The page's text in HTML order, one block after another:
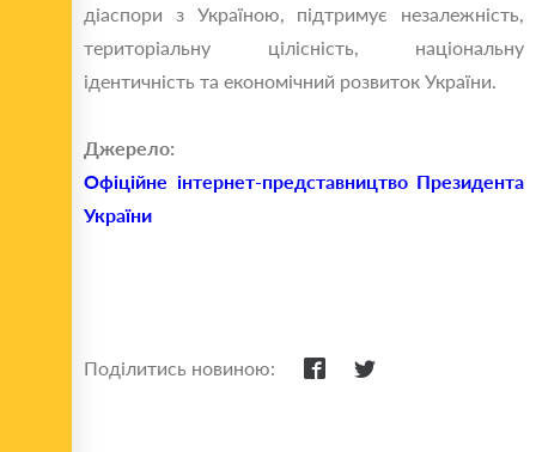
діаспори з Україною, підтримує незалежність,
територіальну цілісність, національну
ідентичність та економічний розвиток України.
Джерело:
Офіційне інтернет-представництво Президента
України
Поділитись новиною: